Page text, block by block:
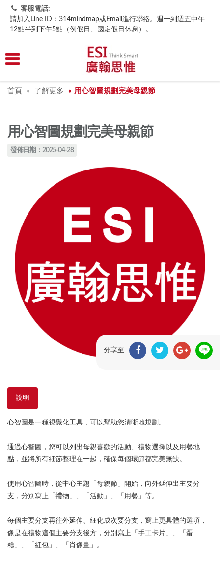
客服電話:
請加入Line ID：314mindmap或Email進行聯絡。週一到週五中午
12點半到下午5點（例假日、國定假日休息）。
首頁 ♦ 了解更多 ♦ ​用心智圖規劃完美母親節
​用心智圖規劃完美母親節
發佈日期：2025-04-28
分享至
說明
心智圖是一種視覺化工具，可以幫助您清晰地規劃。
通過心智圖，您可以列出母親喜歡的活動、禮物選擇以及用餐地
點，並將所有細節整理在一起，確保每個環節都完美無缺。
使用心智圖時，從中心主題「母親節」開始，向外延伸出主要分
支，分別寫上「禮物」、「活動」、「用餐」等。
每個主要分支再往外延伸、細化成次要分支，寫上更具體的選項，
像是在禮物這個主要分支後方，分別寫上「手工卡片」、「蛋
糕」、「紅包」、「肖像畫」。